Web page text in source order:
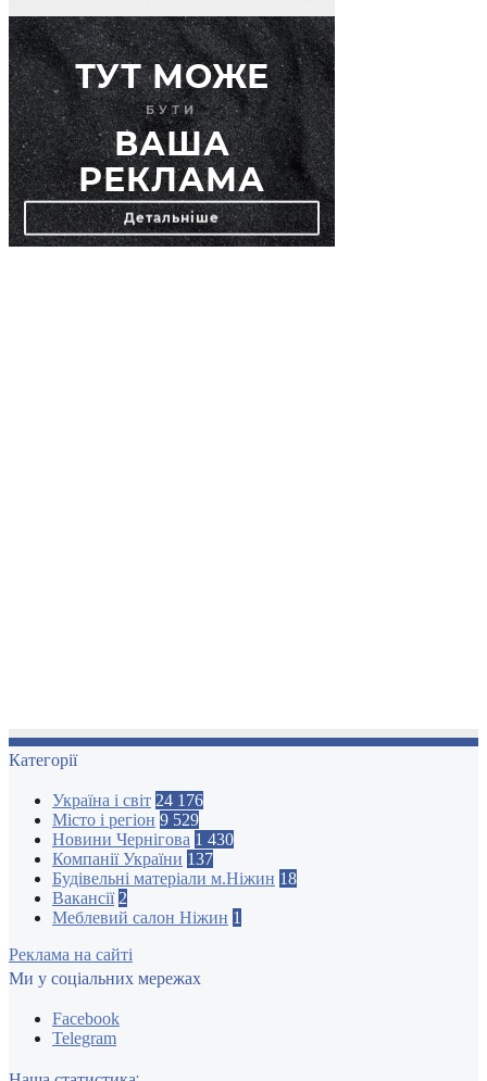
Категорії
Україна і світ 24 176
Місто і регіон 9 529
Новини Чернігова 1 430
Компанії України 137
Будівельні матеріали м.Ніжин 18
Вакансії 2
Меблевий салон Ніжин 1
Реклама на сайті
Ми у соціальних мережах
Facebook
Telegram